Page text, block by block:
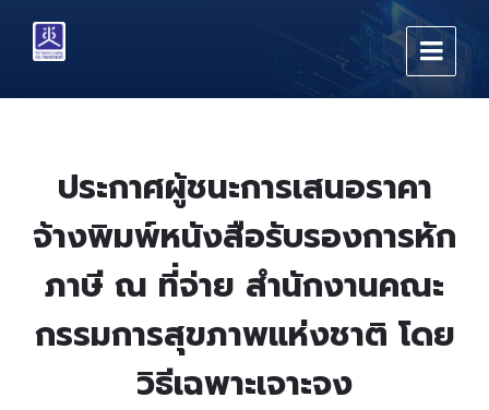
content
main
footer
ประกาศผู้ชนะการเสนอราคา
จ้างพิมพ์หนังสือรับรองการหัก
ภาษี ณ ที่จ่าย สำนักงานคณะ
กรรมการสุขภาพแห่งชาติ โดย
วิธีเฉพาะเจาะจง